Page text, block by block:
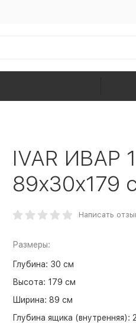
IVAR ИВАР
89x30x179
Написать
Размеры:
Глубина: 30 см
Высота: 179 см
Ширина: 89 см
Глубина ящика (внутренняя):